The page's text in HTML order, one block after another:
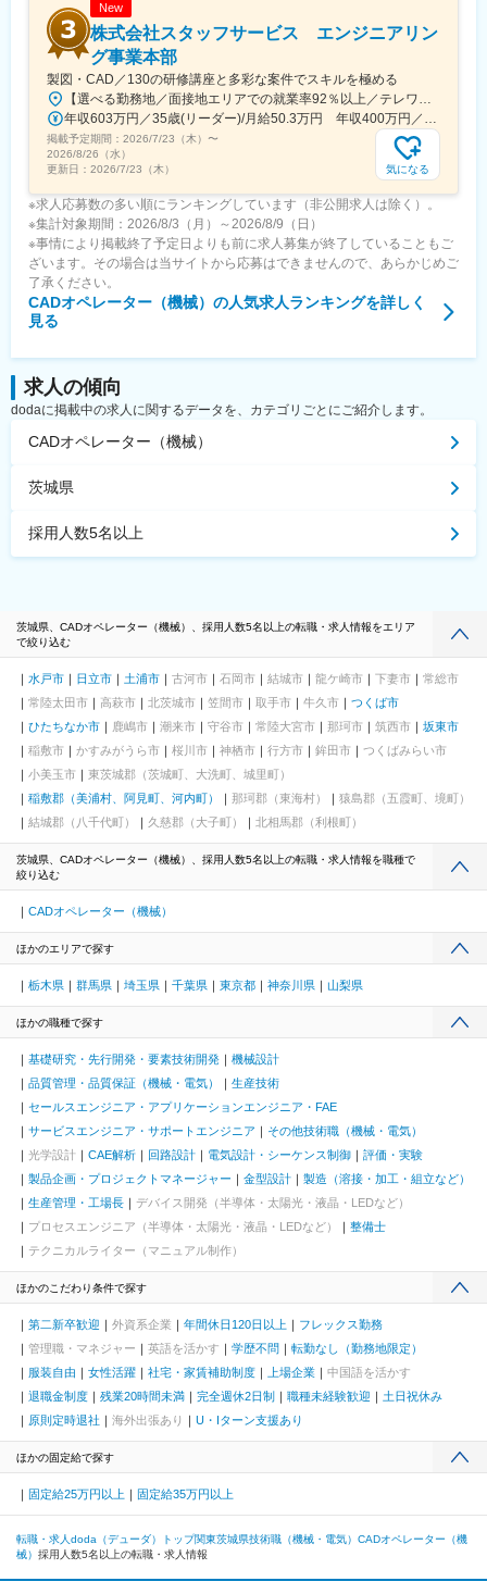
New
株式会社スタッフサービス エンジニアリン
グ事業本部
製図・CAD／130の研修講座と多彩な案件でスキルを極める
【選べる勤務地／面接地エリアでの就業率92％以上／テレワーク実績あり】「地元で働きたい」という希望にも、業界トップクラスの取引事業所数約7,000件&プロジェクト数80,000件の中から検討します。⇒勤務地は北海道・東北・北陸・関東・東海・関西・中国・四国・九州の各都道府県のプロジェクト先※U・Iターン歓迎※面接地エリアでの就業率は92％以上※自動車通勤OK（エリア・プロジェクトによって変動）※寮／社宅制度など福利厚生も充実です※最終的な就業先は、希望・スキル・経験を考慮し決定します※受動喫煙対策：敷地内原則禁煙（就業先によっては喫煙所有）【勤務先企業例】◎自動車・自動車部品トヨタ自動車／日産自動車／本田技研工業／デンソー／アイシン◎情報端末・家電日立製作所／東芝／三菱電機／パナソニック／富士通◎航空・宇宙IHI／三菱重工業／川崎重工業
年収603万円／35歳(リーダー)/月給50.3万円 年収400万円／26歳(入社１年目)/月給33.3万円
掲載予定期間： 2026/7/23（木） 〜
2026/8/26（水）
更新日： 2026/7/23（木） 気になる
※求人応募数の多い順にランキングしています（非公開求人は除く）。
※集計対象期間：2026/8/3（月）～2026/8/9（日）
※事情により掲載終了予定日よりも前に求人募集が終了していることもご
ざいます。その場合は当サイトから応募はできませんので、あらかじめご
了承ください。
CADオペレーター（機械） の人気求人ランキングを詳しく
見る
求人の傾向
dodaに掲載中の求人に関するデータを、カテゴリごとにご紹介します。
CADオペレーター（機械）
茨城県
採用人数5名以上
茨城県、CADオペレーター（機械）、採用人数5名以上の転職・求人情報をエリア
で絞り込む
水戸市 日立市 土浦市 古河市 石岡市 結城市 龍ケ崎市 下妻市
常総市
常陸太田市
高萩市 北茨城市 笠間市 取手市 牛久市
つくば市
ひたちなか市
鹿嶋市 潮来市 守谷市 常陸大宮市 那珂市 筑西市
坂東市
稲敷市
かすみがうら市 桜川市 神栖市 行方市 鉾田市
つくばみらい市
小美玉市
東茨城郡（茨城町、大洗町、城里町）
稲敷郡（美浦村、阿見町、河内町）
那珂郡（東海村）
猿島郡（五霞町、境町）
結城郡（八千代町）
久慈郡（大子町） 北相馬郡（利根町）
茨城県、CADオペレーター（機械）、採用人数5名以上の転職・求人情報を職種で
絞り込む
CADオペレーター（機械）
ほかのエリアで探す
栃木県 群馬県 埼玉県 千葉県 東京都 神奈川県 山梨県
ほかの職種で探す
基礎研究・先行開発・要素技術開発
機械設計
品質管理・品質保証（機械・電気）
生産技術
セールスエンジニア・アプリケーションエンジニア・FAE
サービスエンジニア・サポートエンジニア
その他技術職（機械・電気）
光学設計
CAE解析 回路設計 電気設計・シーケンス制御
評価・実験
製品企画・プロジェクトマネージャー
金型設計
製造（溶接・加工・組立など）
生産管理・工場長
デバイス開発（半導体・太陽光・液晶・LEDなど）
プロセスエンジニア（半導体・太陽光・液晶・LEDなど）
整備士
テクニカルライター（マニュアル制作）
ほかのこだわり条件で探す
第二新卒歓迎 外資系企業 年間休日120日以上
フレックス勤務
管理職・マネジャー
英語を活かす 学歴不問
転勤なし（勤務地限定）
服装自由
女性活躍 社宅・家賃補助制度 上場企業
中国語を活かす
退職金制度
残業20時間未満 完全週休2日制 職種未経験歓迎
土日祝休み
原則定時退社
海外出張あり U・Iターン支援あり
ほかの固定給で探す
固定給25万円以上 固定給35万円以上
転職・求人doda（デューダ）トップ関東茨城県技術職（機械・電気） CADオペレーター（機
械） 採用人数5名以上の転職・求人情報